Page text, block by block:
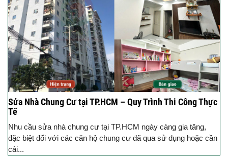
Sửa Nhà Chung Cư tại TP.HCM – Quy Trình Thi Công Thực
Tế
Nhu cầu sửa nhà chung cư tại TP.HCM ngày càng gia tăng,
đặc biệt đối với các căn hộ chung cư đã qua sử dụng hoặc cần
cải...